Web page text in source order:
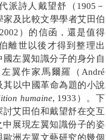
派詩人戴望舒（1905－
家及比較文學學者艾田伯
2002）的信函，還是值得
離世以後才得到整理出
左翼知識分子的身分自
翼作家馬爾羅（André
其以中國革命為題的小說
humaine, 1933）。下
艾田伯和戴望舒在交互
中展現左翼知識份子的姿
洲左翼文藝研究的幾個